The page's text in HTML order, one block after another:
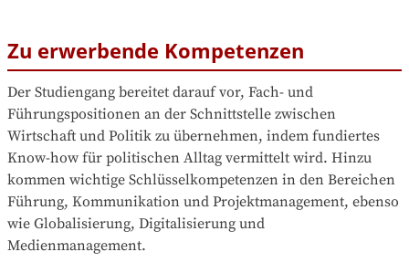
Zu erwerbende Kompetenzen
Der Studiengang bereitet darauf vor, Fach- und
Führungspositionen an der Schnittstelle zwischen
Wirtschaft und Politik zu übernehmen, indem fundiertes
Know-how für politischen Alltag vermittelt wird. Hinzu
kommen wichtige Schlüsselkompetenzen in den Bereichen
Führung, Kommunikation und Projektmanagement, ebenso
wie Globalisierung, Digitalisierung und
Medienmanagement.